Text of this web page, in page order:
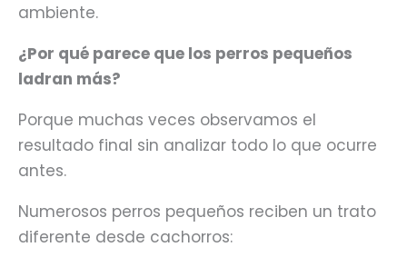
ambiente.
¿Por qué parece que los perros pequeños
ladran más?
Porque muchas veces observamos el
resultado final sin analizar todo lo que ocurre
antes.
Numerosos perros pequeños reciben un trato
diferente desde cachorros: